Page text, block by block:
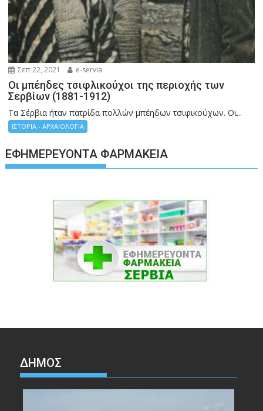
Σεπ 22, 2021 e-servia
Οι μπέηδες τσιφλικούχοι της περιοχής των
Σερβίων (1881-1912)
Τα Σέρβια ήταν πατρίδα πολλών μπέηδων τσιφικούχων. Οι...
ΙΣΤΟΡΙΑ - ΑΡΧΑΙΟΛΟΓΙΑ
ΕΦΗΜΕΡΕΎΟΝΤΑ ΦΑΡΜΑΚΕΊΑ
ΔΉΜΟΣ